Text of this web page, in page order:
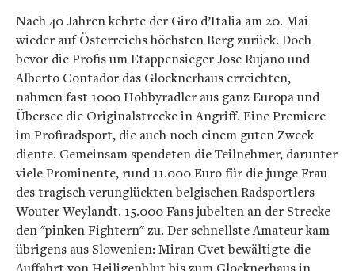
Nach 40 Jahren kehrte der Giro d’Italia am 20. Mai
wieder auf Österreichs höchsten Berg zurück. Doch
bevor die Profis um Etappensieger Jose Rujano und
Alberto Contador das Glocknerhaus erreichten,
nahmen fast 1000 Hobbyradler aus ganz Europa und
Übersee die Originalstrecke in Angriff. Eine Premiere
im Profiradsport, die auch noch einem guten Zweck
diente. Gemeinsam spendeten die Teilnehmer, darunter
viele Prominente, rund 11.000 Euro für die junge Frau
des tragisch verunglückten belgischen Radsportlers
Wouter Weylandt. 15.000 Fans jubelten an der Strecke
den "pinken Fightern" zu. Der schnellste Amateur kam
übrigens aus Slowenien: Miran Cvet bewältigte die